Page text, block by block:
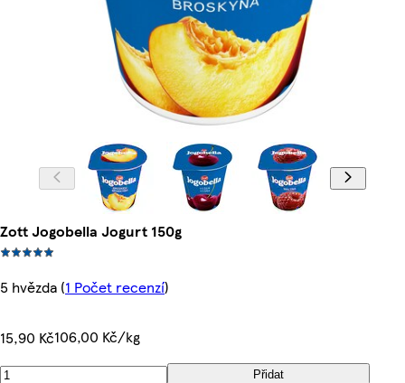
Zott Jogobella Jogurt 150g
5 hvězda (1 Počet recenzí)
15,90 Kč106,00 Kč/kg
Přidat